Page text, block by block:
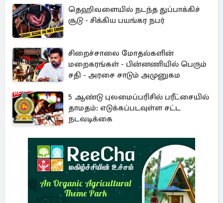
தெஹிவளையில் நடந்த துப்பாக்கிச்
சூடு - சிக்கிய பயங்கர நபர்
சிறைச்சாலை மோதல்களின்
மறைகரங்கள் - பின்னணியில் பெரும்
சதி - அரசை சாடும் அமுனுகம
5 ஆண்டு புலமைப்பரிசில் பரீட்சையில்
தாமதம்: எடுக்கப்படவுள்ள சட்ட
நடவடிக்கை